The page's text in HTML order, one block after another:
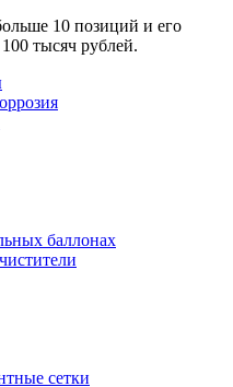
10 позиций и его
тысяч рублей.
баллонах
сетки